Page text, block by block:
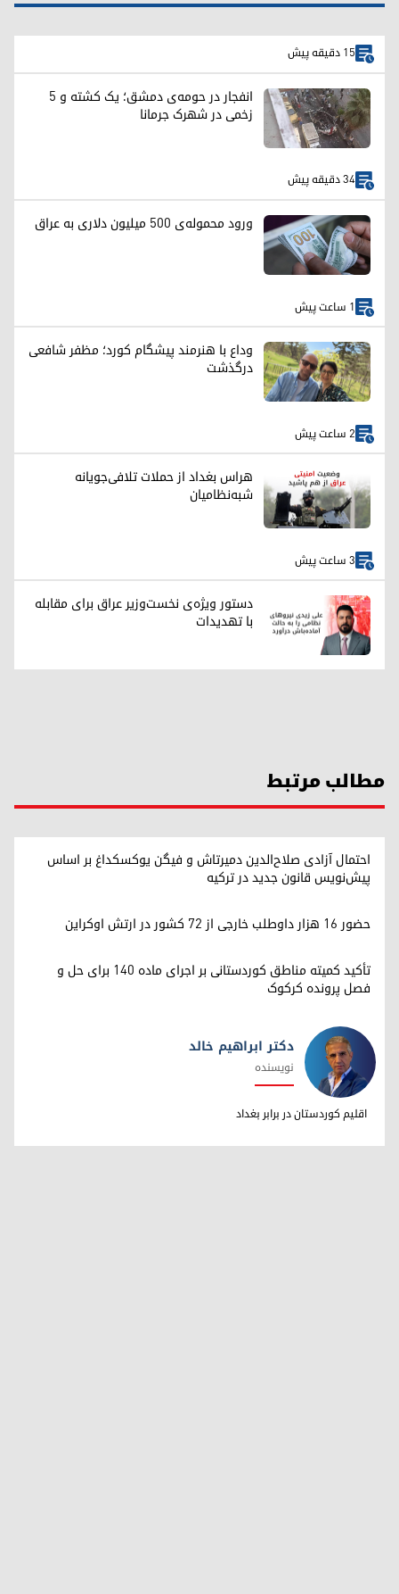
15 دقیقه پیش
انفجار در حومه‌ی دمشق؛ یک کشته و ۵
زخمی در شهرک جرمانا
34 دقیقه پیش
ورود محموله‌ی ۵۰۰ میلیون دلاری به عراق
1 ساعت پیش
وداع با هنرمند پیشگام کورد؛ مظفر شافعی
درگذشت
2 ساعت پیش
هراس بغداد از حملات تلافی‌جویانه
شبه‌نظامیان
3 ساعت پیش
دستور ویژه‌ی نخست‌وزیر عراق برای مقابله
با تهدیدات
مطالب مرتبط
احتمال آزادی صلاح‌الدین دمیرتاش و فیگن یوکسکداغ بر اساس
پیش‌نویس قانون جدید در ترکیه
حضور ۱۶ هزار داوطلب خارجی از ۷۲ کشور در ارتش اوکراین
تأکید کمیته مناطق کوردستانی بر اجرای ماده ۱۴۰ برای حل و
فصل پرونده کرکوک
دکتر ابراهیم خالد
دکتر ابراهیم خالد
نویسنده
اقلیم کوردستان در برابر بغداد